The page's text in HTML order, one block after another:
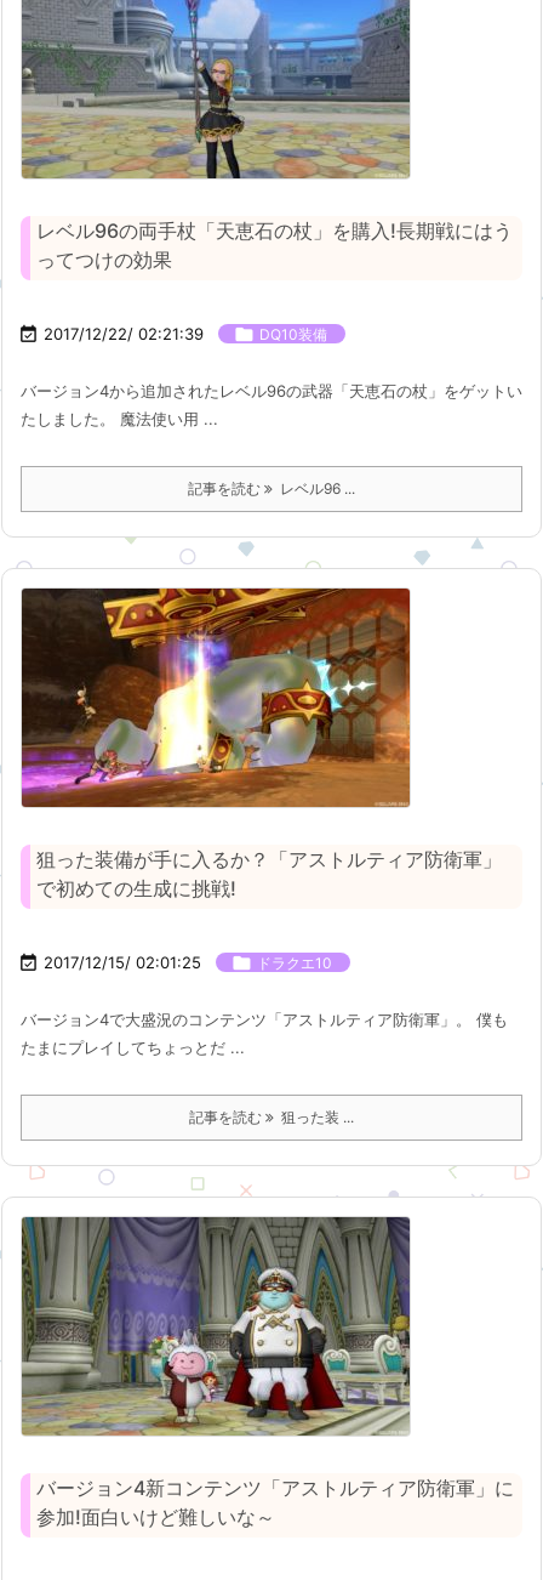
レベル96の両手杖「天恵石の杖」を購入!長期戦にはう
ってつけの効果
 2017/12/22/ 02:21:39  DQ10装備
バージョン4から追加されたレベル96の武器「天恵石の杖」をゲットい
たしました。 魔法使い用 ...
記事を読む レベル96 ...
狙った装備が手に入るか？「アストルティア防衛軍」
で初めての生成に挑戦!
 2017/12/15/ 02:01:25  ドラクエ10
バージョン4で大盛況のコンテンツ「アストルティア防衛軍」。 僕も
たまにプレイしてちょっとだ ...
記事を読む 狙った装 ...
バージョン4新コンテンツ「アストルティア防衛軍」に
参加!面白いけど難しいな～